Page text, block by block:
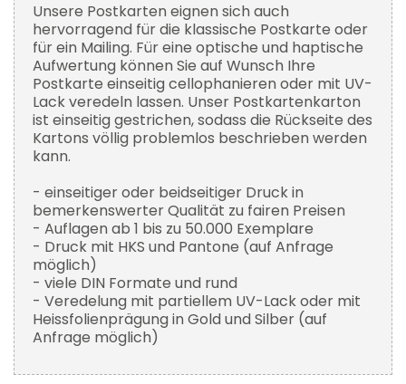
Unsere Postkarten eignen sich auch
hervorragend für die klassische Postkarte oder
für ein Mailing. Für eine optische und haptische
Aufwertung können Sie auf Wunsch Ihre
Postkarte einseitig cellophanieren oder mit UV-
Lack veredeln lassen. Unser Postkartenkarton
ist einseitig gestrichen, sodass die Rückseite des
Kartons völlig problemlos beschrieben werden
kann.
- einseitiger oder beidseitiger Druck in
bemerkenswerter Qualität zu fairen Preisen
- Auflagen ab 1 bis zu 50.000 Exemplare
- Druck mit HKS und Pantone (auf Anfrage
möglich)
- viele DIN Formate und rund
- Veredelung mit partiellem UV-Lack oder mit
Heissfolienprägung in Gold und Silber (auf
Anfrage möglich)